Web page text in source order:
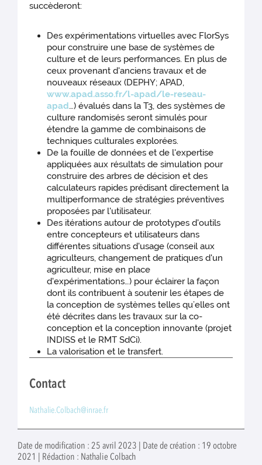
succèderont:
Des expérimentations virtuelles avec FlorSys
pour construire une base de systèmes de
culture et de leurs performances. En plus de
ceux provenant d'anciens travaux et de
nouveaux réseaux (DEPHY; APAD,
www.apad.asso.fr/l-apad/le-reseau-
apad…) évalués dans la T3, des systèmes de
culture randomisés seront simulés pour
étendre la gamme de combinaisons de
techniques culturales explorées.
De la fouille de données et de l'expertise
appliquées aux résultats de simulation pour
construire des arbres de décision et des
calculateurs rapides prédisant directement la
multiperformance de stratégies préventives
proposées par l'utilisateur.
Des itérations autour de prototypes d'outils
entre concepteurs et utilisateurs dans
différentes situations d'usage (conseil aux
agriculteurs, changement de pratiques d'un
agriculteur, mise en place
d'expérimentations…) pour éclairer la façon
dont ils contribuent à soutenir les étapes de
la conception de systèmes telles qu’elles ont
été décrites dans les travaux sur la co-
conception et la conception innovante (projet
INDISS et le RMT SdCi).
La valorisation et le transfert.
Contact
Nathalie.Colbach@inrae.fr
Date de modification : 25 avril 2023 | Date de création : 19 octobre
2021 | Rédaction : Nathalie Colbach